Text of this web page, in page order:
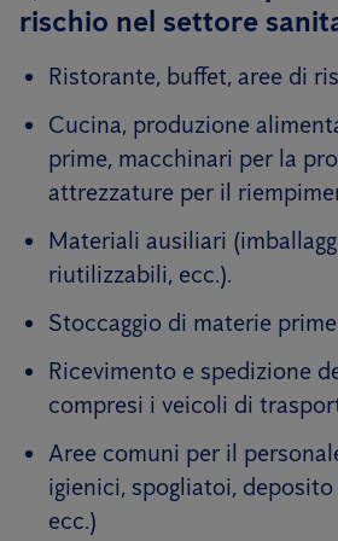
rischio nel settore
Ristorante, buffet, aree di
Cucina, produzione
prime, macchinari per la
attrezzature per il
Materiali ausiliari
riutilizzabili, ecc.).
Stoccaggio di materie
Ricevimento e spedizione
compresi i veicoli di
Aree comuni per il
igienici, spogliatoi,
ecc.)